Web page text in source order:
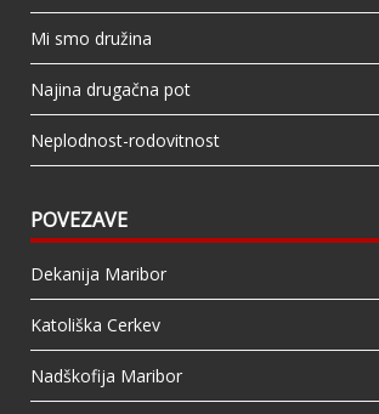
Mi smo družina
Najina drugačna pot
Neplodnost-rodovitnost
POVEZAVE
Dekanija Maribor
Katoliška Cerkev
Nadškofija Maribor